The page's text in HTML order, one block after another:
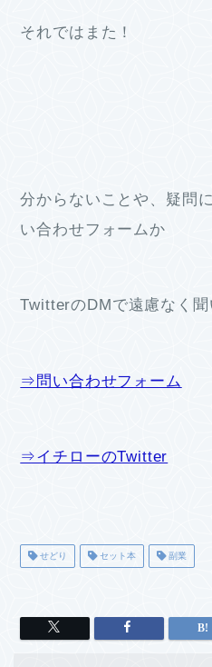
それではまた！
分からないことや、疑問
い合わせフォームか
TwitterのDMで遠慮なく
⇒問い合わせフォーム
⇒イチローのTwitter
せどり セット本 副業